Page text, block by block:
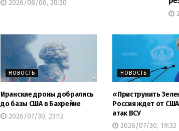
2026/08/06, 20:30
НОВОСТЬ
Иранские дроны добрались
до базы США в Бахрейне
2026/07/30, 23:12
НОВОСТЬ
«Приструнить
Россия ждет от
атак ВСУ
2026/07/30, 19:32